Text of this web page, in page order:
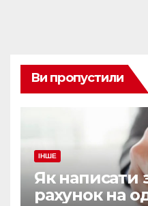
Ви пропустили
ІНШЕ
Як написати
рахунок на